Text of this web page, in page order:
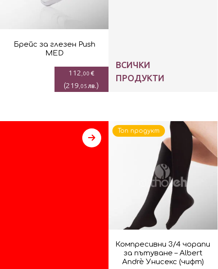
Брейс за глезен Push
MED
112 ,00 €
(219 ,05 лв.)
ВСИЧКИ
ПРОДУКТИ
Компресивни 3/4 чорапи
за пътуване – Albert
Andrè Унисекс (чифт)
Топ продукт